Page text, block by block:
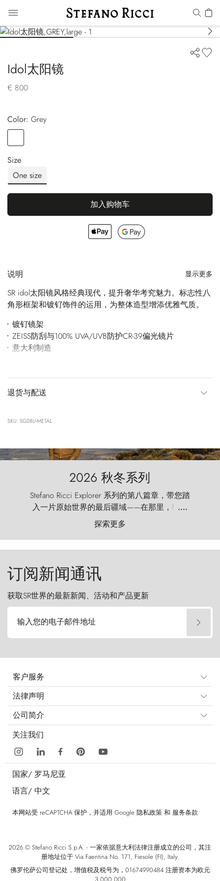
Idol太阳镜
€ 800
Color:
grey
Size
One size
加入购物车
说明 显示更多
SR idol太阳镜风格经典现代，提升奢华考究魅力。标志性八
角形框架和镀钌饰件的运用，为整体造型增添优雅气质。
镀钌镜架
ZEISS防刮与100% UVA/UVB防护CR-39偏光镜片
意大利制造
退货与配送
SKU: SG28U-METAL
2026 秋冬系列
Stefano Ricci Explorer 系列的第八篇章，带您踏
入一片原始世界的最后疆域——在那里，狂风
以远古的怒号雕琢着自然，而百内塔（Torres
del Paine）则宛如石砌的哨兵，傲然向苍穹发
起挑战。
....
探索更多
订阅新闻通讯
获取SR世界的最新新闻、活动和产品更新
输入您的电子邮件地址
客户服务
法律声明
公司简介
关注我们
国家/ 罗马尼亚
语言/ 中文
本网站受 reCAPTCHA 保护，并适用 Google 隐私政策 和 服务条款
2026 © Stefano Ricci S.p.A. - 一家依据意大利法律注册成立的公司，其注
册地址位于 Via Faentina No. 171, Fiesole (FI), Italy.
佛罗伦萨公司登记处，增值税及税号为，01674990484 注册资本为欧元